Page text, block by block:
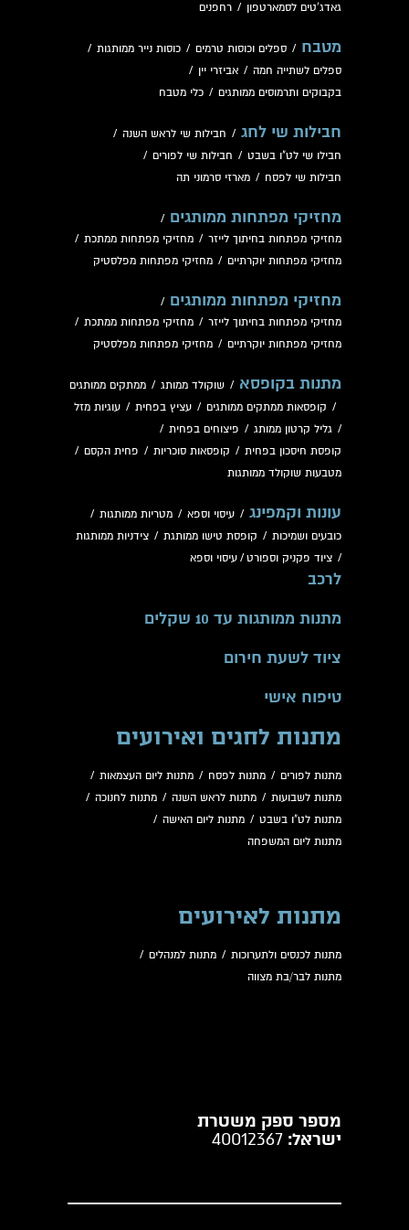
גאדג'טים לסמארטפון / רחפנים
מטבח / ספלים וכוסות טרמים / כוסות נייר ממותגות /
ספלים לשתייה חמה / אביזרי יין /
בקבוקים ותרמוסים ממותגים / כלי מטבח
חבילות שי לחג / חבילות שי לראש השנה /
חבילו שי לט"ו בשבט / חבילות שי לפורים /
חבילות שי לפסח / מארזי סרמוני תה
מחזיקי מפתחות ממותגים /
מחזיקי מפתחות בחיתוך לייזר / מחזיקי מפתחות ממתכת /
מחזיקי מפתחות יוקרתיים / מחזיקי מפתחות מפלסטיק
מחזיקי מפתחות ממותגים /
מחזיקי מפתחות בחיתוך לייזר / מחזיקי מפתחות ממתכת /
מחזיקי מפתחות יוקרתיים / מחזיקי מפתחות מפלסטיק
מתנות בקופסא / שוקולד ממותג / ממתקים ממותגים
/ קופסאות ממתקים ממותגים / עציץ בפחית / עוגיות מזל
/ גליל קרטון ממותג / פיצוחים בפחית /
קופסת חיסכון בפחית / קופסאות סוכריות / פחית הקסם /
מטבעות שוקולד ממותגות
עונות וקמפינג / עיסוי וספא / מטריות ממותגות /
כובעים ושמיכות / קופסת טישו ממותגת / צידניות ממותגות
/ ציוד פקניק וספורט / עיסוי וספא
לרכב
מתנות ממותגות עד 10 שקלים
ציוד לשעת חירום
טיפוח אישי
מתנות לחגים ואירועים
מתנות לפורים / מתנות לפסח / מתנות ליום העצמאות /
מתנות לשבועות / מתנות לראש השנה / מתנות לחנוכה /
מתנות לט"ו בשבט / מתנות ליום האישה /
מתנות ליום המשפחה
מתנות לאירועים
מתנות לכנסים ולתערוכות / מתנות למנהלים /
מתנות לבר/בת מצווה
מספר ספק משטרת
ישראל: